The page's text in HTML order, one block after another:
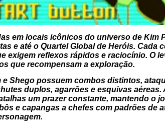
em locais icônicos do universo de Kim
e até o Quartel Global de Heróis. Cada
exigem reflexos rápidos e raciocínio. O
que recompensam a exploração.
Shego possuem combos distintos,
duplos, agarrões e esquivas aéreas.
um prazer constante, mantendo o
e capangas a chefes com padrões de